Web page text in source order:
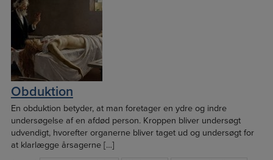
Obduktion
En obduktion betyder, at man foretager en ydre og indre
undersøgelse af en afdød person. Kroppen bliver undersøgt
udvendigt, hvorefter organerne bliver taget ud og undersøgt for
at klarlægge årsagerne […]